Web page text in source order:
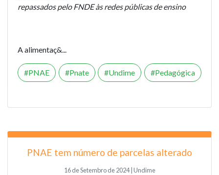
repassados pelo FNDE às redes públicas de ensino
A alimentaç&...
PNAE Pnate Undime Pedagógica
PNAE tem número de parcelas alterado
16 de Setembro de 2024 | Undime